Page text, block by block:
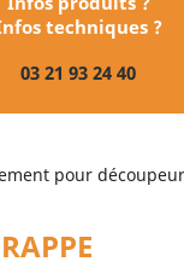
techniques ?
03 21 93 24 40
pour